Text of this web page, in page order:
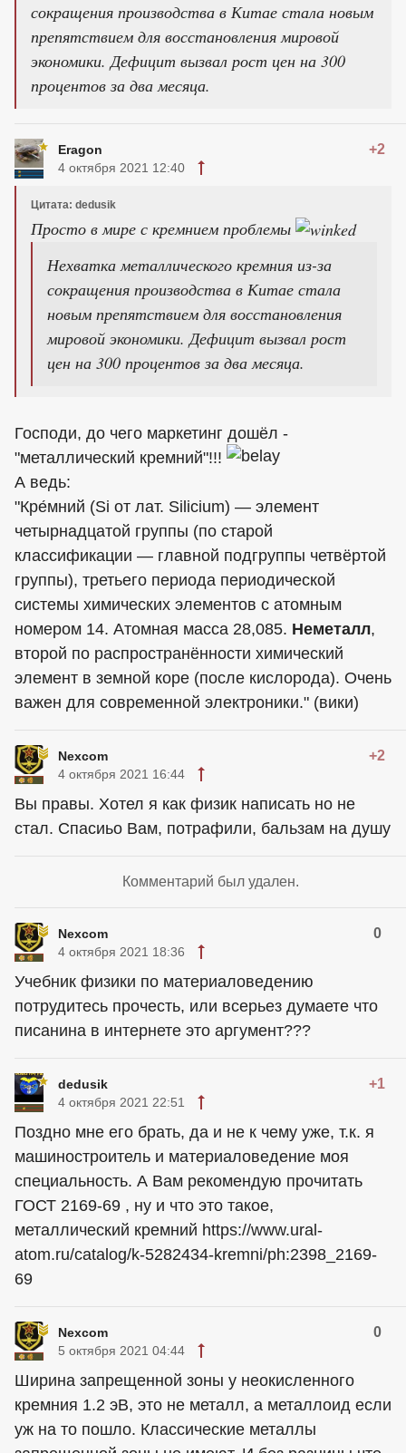
сокращения производства в Китае стала новым
препятствием для восстановления мировой
экономики. Дефицит вызвал рост цен на 300
процентов за два месяца.
Eragon +2
4 октября 2021 12:40
Цитата: dedusik
Просто в мире с кремнием проблемы
Нехватка металлического кремния из-за
сокращения производства в Китае стала
новым препятствием для восстановления
мировой экономики. Дефицит вызвал рост
цен на 300 процентов за два месяца.
Господи, до чего маркетинг дошёл -
"металлический кремний"!!!
А ведь:
"Кре́мний (Si от лат. Silicium) — элемент
четырнадцатой группы (по старой
классификации — главной подгруппы четвёртой
группы), третьего периода периодической
системы химических элементов с атомным
номером 14. Атомная масса 28,085. Неметалл,
второй по распространённости химический
элемент в земной коре (после кислорода). Очень
важен для современной электроники." (вики)
Nexcom +2
4 октября 2021 16:44
Вы правы. Хотел я как физик написать но не
стал. Спасиьо Вам, потрафили, бальзам на душу
Комментарий был удален.
Nexcom 0
4 октября 2021 18:36
Учебник физики по материаловедению
потрудитесь прочесть, или всерьез думаете что
писанина в интернете это аргумент???
dedusik +1
4 октября 2021 22:51
Поздно мне его брать, да и не к чему уже, т.к. я
машиностроитель и материаловедение моя
специальность. А Вам рекомендую прочитать
ГОСТ 2169-69 , ну и что это такое,
металлический кремний https://www.ural-
atom.ru/catalog/k-5282434-kremni/ph:2398_2169-
69
Nexcom 0
5 октября 2021 04:44
Ширина запрещенной зоны у неокисленного
кремния 1.2 эВ, это не металл, а металлоид если
уж на то пошло. Классические металлы